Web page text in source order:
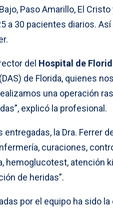
Paso Amarillo, El
a 30 pacientes diarios.
del Hospital de
de Florida, quienes
una operación
explicó la profesional.
la Dra. Ferrer
curaciones,
hemoglucotest, atención
de heridas”.
por el equipo ha sido